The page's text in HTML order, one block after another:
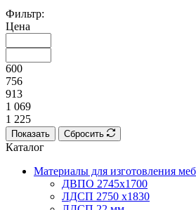
Фильтр:
Цена
600
756
913
1 069
1 225
Показать Сбросить
Каталог
Материалы для изготовления
ДВПО 2745х1700
ЛДСП 2750 х1830